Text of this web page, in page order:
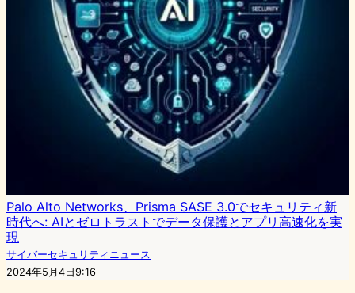
Palo Alto Networks、Prisma SASE 3.0でセキュリティ新
時代へ: AIとゼロトラストでデータ保護とアプリ高速化を実
現
サイバーセキュリティニュース
2024年5月4日9:16